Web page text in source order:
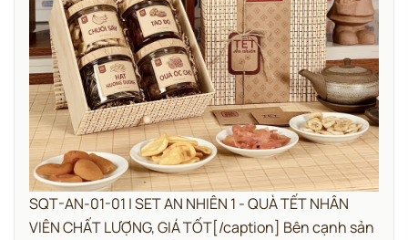
SQT-AN-01-01 | SET AN NHIÊN 1 - QUÀ TẾT NHÂN
VIÊN CHẤT LƯỢNG, GIÁ TỐT[/caption] Bên cạnh sản